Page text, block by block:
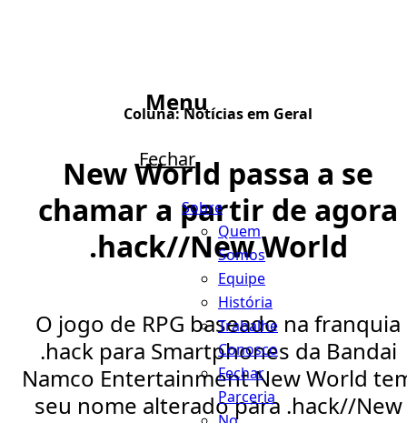
Menu
Fechar
Sobre
Quem
Somos
Equipe
História
Trabalhe
Conosco
Fechar
Parceria
Coluna:Notícias em Geral
New World passa a se
chamar a partir de agora
.hack//New World
O jogo de RPG baseado na franquia
.hack para Smartphones da Bandai
Namco Entertainment New World
seu nome alterado para .hack//New